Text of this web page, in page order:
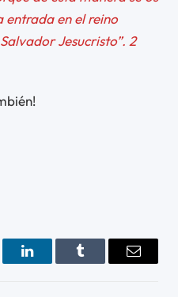
entrada en el reino
Jesucristo”. 2
LinkedInTumblr Email